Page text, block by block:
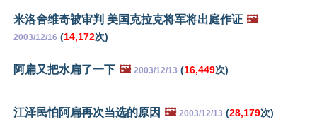
米洛舍维奇被审判 美国克拉克将军将出庭作证 🖼️
2003/12/16 (14,172次)
阿扁又把水扁了一下 🖼️ 2003/12/13 (16,449次)
江泽民怕阿扁再次当选的原因 🖼️ 2003/12/13 (28,179次)